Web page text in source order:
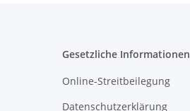
Gesetzliche Informationen
Online-Streitbeilegung
Datenschutzerklärung